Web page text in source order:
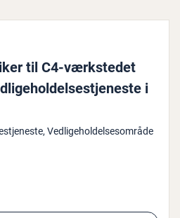
til C4-værk­ste­det
i
Vedligeholdelsesområde